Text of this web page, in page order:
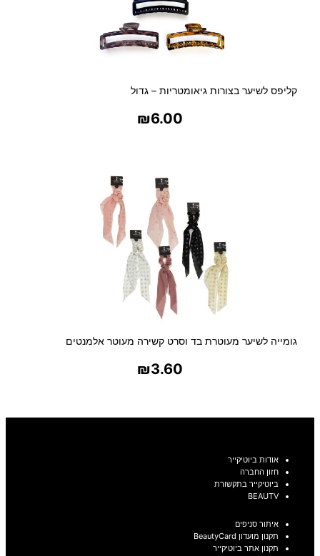
קליפס לשיער בצורות גיאומטריות – גדול
₪6.00
גומייה לשיער מעוטרת בד וסרט קשירה מעוטר אלמנטים
₪3.60
אודות ביוטיקייר
חזון החברה
ביוטיקייר בתקשורת
BEAUTV
איתור סניפים
תקנון מועדון BeautyCard
תקנון אתר ביוטיקייר